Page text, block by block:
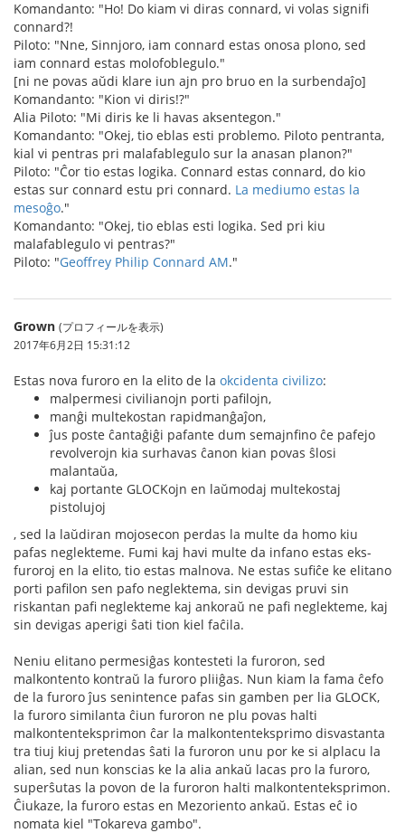
Komandanto: "Ho! Do kiam vi diras connard, vi volas signifi
connard?!
Piloto: "Nne, Sinnjoro, iam connard estas onosa plono, sed
iam connard estas molofoblegulo."
[ni ne povas aŭdi klare iun ajn pro bruo en la surbendaĵo]
Komandanto: "Kion vi diris!?"
Alia Piloto: "Mi diris ke li havas aksentegon."
Komandanto: "Okej, tio eblas esti problemo. Piloto pentranta,
kial vi pentras pri malafablegulo sur la anasan planon?"
Piloto: "Ĉor tio estas logika. Connard estas connard, do kio
estas sur connard estu pri connard. La mediumo estas la
mesoĝo."
Komandanto: "Okej, tio eblas esti logika. Sed pri kiu
malafablegulo vi pentras?"
Piloto: "Geoffrey Philip Connard AM."
Grown (プロフィールを表示)
2017年6月2日 15:31:12
Estas nova furoro en la elito de la okcidenta civilizo:
malpermesi civilianojn porti pafilojn,
manĝi multekostan rapidmanĝaĵon,
ĵus poste ĉantaĝiĝi pafante dum semajnfino ĉe pafejo
revolverojn kia surhavas ĉanon kian povas ŝlosi
malantaŭa,
kaj portante GLOCKojn en laŭmodaj multekostaj
pistolujoj
, sed la laŭdiran mojosecon perdas la multe da homo kiu
pafas neglekteme. Fumi kaj havi multe da infano estas eks-
furoroj en la elito, tio estas malnova. Ne estas sufiĉe ke elitano
porti pafilon sen pafo neglektema, sin devigas pruvi sin
riskantan pafi neglekteme kaj ankoraŭ ne pafi neglekteme, kaj
sin devigas aperigi ŝati tion kiel faĉila.
Neniu elitano permesiĝas kontesteti la furoron, sed
malkontento kontraŭ la furoro pliiĝas. Nun kiam la fama ĉefo
de la furoro ĵus senintence pafas sin gamben per lia GLOCK,
la furoro similanta ĉiun furoron ne plu povas halti
malkontenteksprimon ĉar la malkontenteksprimo disvastanta
tra tiuj kiuj pretendas ŝati la furoron unu por ke si alplacu la
alian, sed nun konscias ke la alia ankaŭ lacas pro la furoro,
superŝutas la povon de la furoron halti malkontenteksprimon.
Ĉiukaze, la furoro estas en Mezoriento ankaŭ. Estas eĉ io
nomata kiel "Tokareva gambo".